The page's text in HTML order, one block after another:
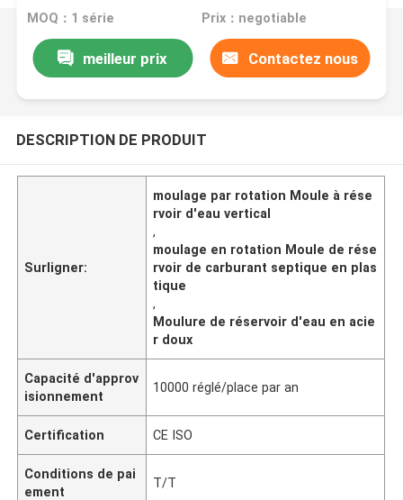
carburant
MOQ：1 série Prix：negotiable
meilleur prix Contactez nous
DESCRIPTION DE PRODUIT
Surligner:
moulage par rotation Moule à rése
rvoir d'eau vertical
,
moulage en rotation Moule de rése
rvoir de carburant septique en plas
tique
,
Moulure de réservoir d'eau en acie
r doux
Capacité d'approv
isionnement
10000 réglé/place par an
Certification CE ISO
Conditions de pai
ement
T/T